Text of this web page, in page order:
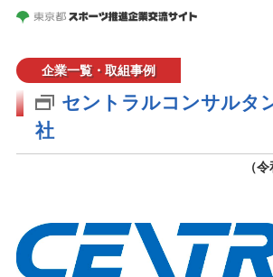
企業一覧・取組事例
セントラルコンサルタ
社
（